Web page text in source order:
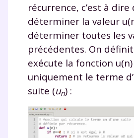
récurrence, c’est à
déterminer la valeur
déterminer toutes les
précédentes. On
exécute la fonction u(n)
uniquement le terme
suite (un) :